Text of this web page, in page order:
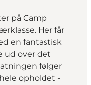
på Camp
Her får
en fantastisk
ud over det
følger
opholdet -